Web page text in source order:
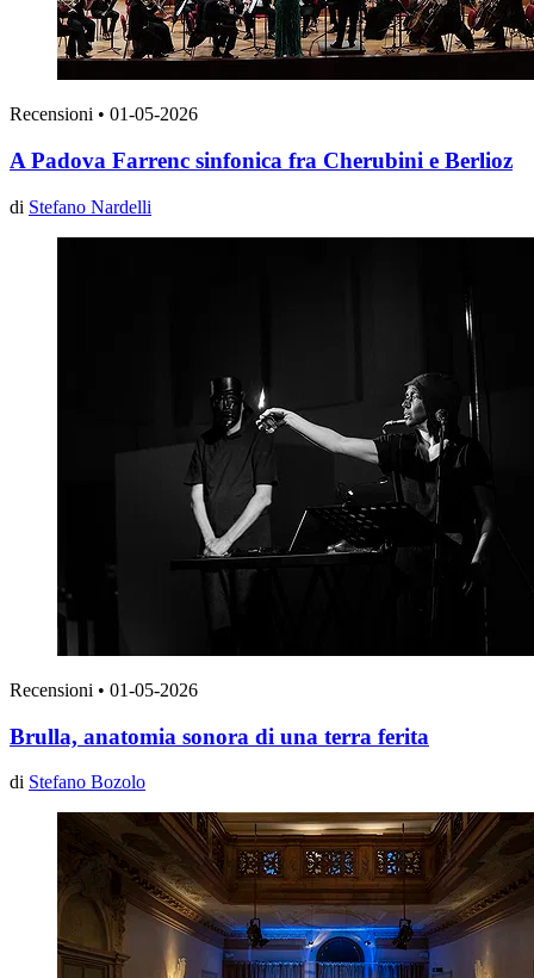
Recensioni • 01-05-2026
A Padova Farrenc sinfonica fra Cherubini e Berlioz
di Stefano Nardelli
Recensioni • 01-05-2026
Brulla, anatomia sonora di una terra ferita
di Stefano Bozolo